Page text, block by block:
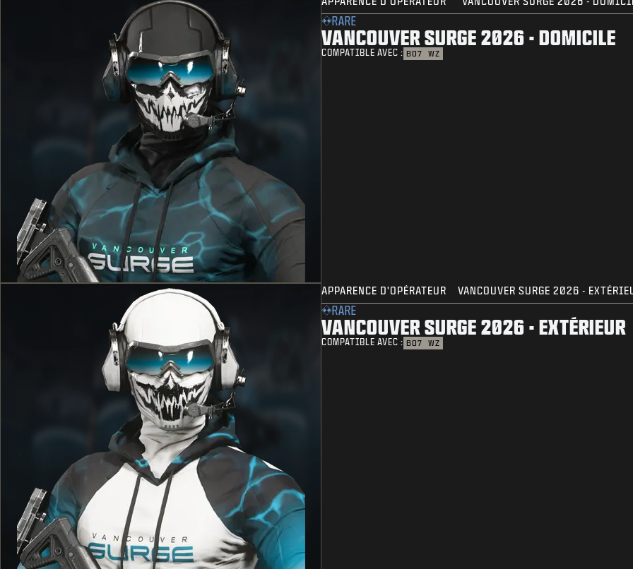
RARE
VANCOUVER SURGE 2026 - DOMICILE
COMPATIBLE AVEC : BO7 WZ
APPARENCE D'OPÉRATEUR VANCOUVER SURGE 2026 -
RARE
VANCOUVER SURGE 2026 - EXTÉRIEUR
COMPATIBLE AVEC : BO7 WZ